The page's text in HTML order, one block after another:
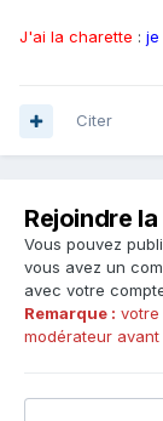
J'ai la charette : je
Citer
Rejoindre
Vous pouvez
vous avez un
avec votre
Remarque : votre
modérateur